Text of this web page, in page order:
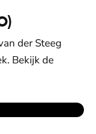
der Steeg
Bekijk de